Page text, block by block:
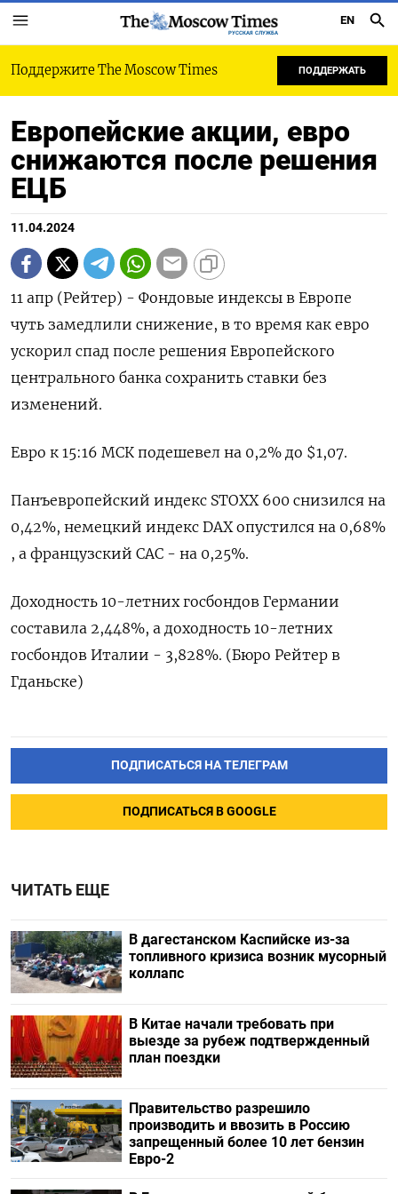
РУССКАЯ СЛУЖБА
EN
Поддержите The Moscow Times ПОДДЕРЖАТЬ
Европейские акции, евро
снижаются после решения
ЕЦБ
11.04.2024
11 апр (Рейтер) - Фондовые индексы в Европе
чуть замедлили снижение, в то время как евро
ускорил спад после решения Европейского
центрального банка сохранить ставки без
изменений.
Евро к 15:16 МСК подешевел на 0,2% до $1,07​.
Панъевропейский индекс STOXX 600 снизился на
0,42%​​, немецкий индекс DAX опустился на 0,68%​
, а французский CAC - на 0,25%​​.
Доходность 10-летних госбондов Германии
составила​ 2,448%, а доходность 10-летних
госбондов Италии - ​3,828%. (Бюро Рейтер в
Гданьске)
ПОДПИСАТЬСЯ НА ТЕЛЕГРАМ
ПОДПИСАТЬСЯ В GOOGLE
ЧИТАТЬ ЕЩЕ
В дагестанском Каспийске из-за
топливного кризиса возник мусорный
коллапс
В Китае начали требовать при
выезде за рубеж подтвержденный
план поездки
Правительство разрешило
производить и ввозить в Россию
запрещенный более 10 лет бензин
Евро-2